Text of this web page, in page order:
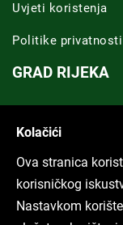
Uvjeti koristenja
Politike privatnosti
GRAD RIJEKA
ARHIVA
Svi tekstovi
Kolačići
Ova stranica
korisničkog
Nastavkom